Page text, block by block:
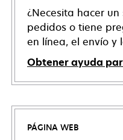
¿Necesita hacer
pedidos o tiene
en línea, el envío y
Obtener ayuda
PÁGINA WEB